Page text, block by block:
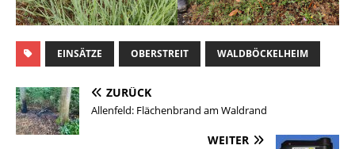
EINSÄTZE OBERSTREIT WALDBÖCKELHEIM
ZURÜCK
Allenfeld: Flächenbrand am Waldrand
WEITER